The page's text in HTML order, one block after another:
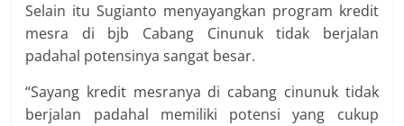
Selain itu Sugianto menyayangkan program kredit
mesra di bjb Cabang Cinunuk tidak berjalan
padahal potensinya sangat besar.
“Sayang kredit mesranya di cabang cinunuk tidak
berjalan padahal memiliki potensi yang cukup